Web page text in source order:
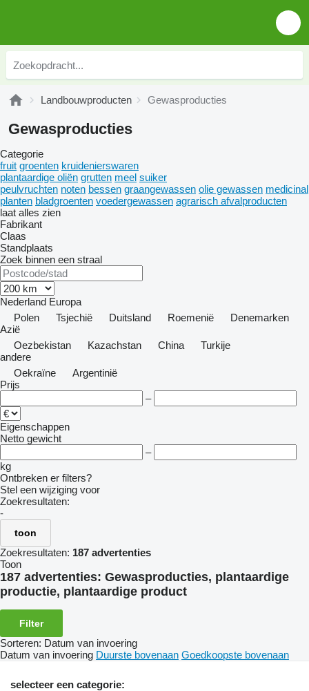
Landbouwproducten Gewasproducties
Gewasproducties
Categorie
fruit groenten kruidenierswaren
plantaardige oliën grutten meel suiker
peulvruchten noten bessen graangewassen olie gewassen medicinal
planten bladgroenten voedergewassen agrarisch afvalproducten
laat alles zien
Fabrikant
Claas
Standplaats
Zoek binnen een straal
Nederland Europa
Polen
Tsjechië Duitsland Roemenië
Denemarken
Azië
Oezbekistan
Kazachstan China
Turkije
andere
Oekraïne
Argentinië
Prijs
–
Eigenschappen
Netto gewicht
–
kg
Ontbreken er filters?
Stel een wijziging voor
Zoekresultaten:
-
toon
Zoekresultaten: 187 advertenties
Toon
187 advertenties: Gewasproducties, plantaardige
productie, plantaardige product
Filter
Sorteren: Datum van invoering
Datum van invoering Duurste bovenaan Goedkoopste bovenaan
selecteer een categorie: